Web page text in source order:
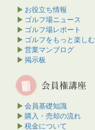
お役立ち情報
ゴルフ場ニュース
ゴルフ場レポート
ゴルフをもっと楽しむ
営業マンブログ
掲示板
会員基礎知識
購入・売却の流れ
税金について